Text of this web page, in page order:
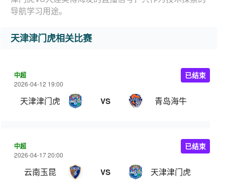
导航学习用途。
天津津门虎相关比赛
中超
2026-04-12 19:00
天津津门虎 VS 青岛海牛
已结束
中超
2026-04-17 20:00
云南玉昆 VS 天津津门虎
已结束